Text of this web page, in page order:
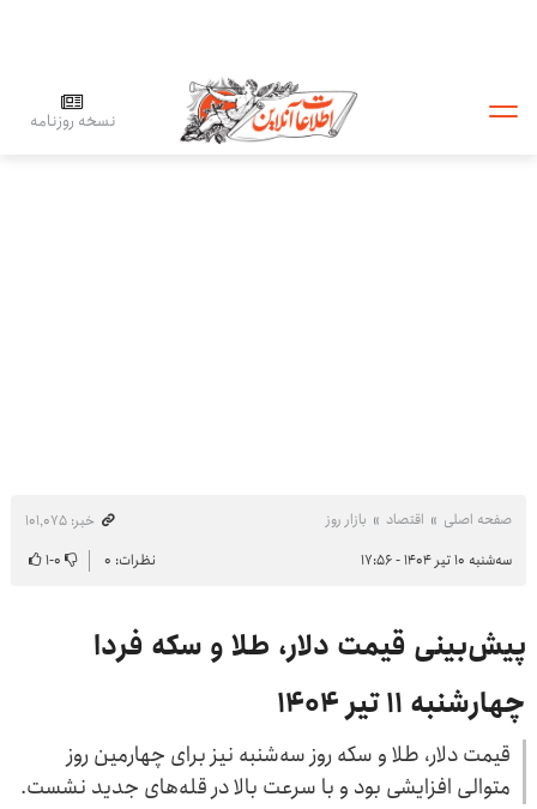
نسخه روزنامه
صفحه اصلی اقتصاد بازار روز
خبر: ۱۰۱٬۰۷۵
سه‌شنبه ۱۰ تیر ۱۴۰۴ - ۱۷:۵۶
نظرات: ۰ ۰-۱
پیش‌بینی قیمت دلار، طلا و سکه فردا
چهارشنبه ۱۱ تیر ۱۴۰۴
قیمت دلار، طلا و سکه روز سه‌شنبه نیز برای چهارمین روز
متوالی افزایشی بود و با سرعت بالا در قله‌های جدید نشست.